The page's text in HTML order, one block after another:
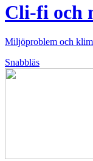
Cli-fi och
Miljöproblem och
Snabbläs